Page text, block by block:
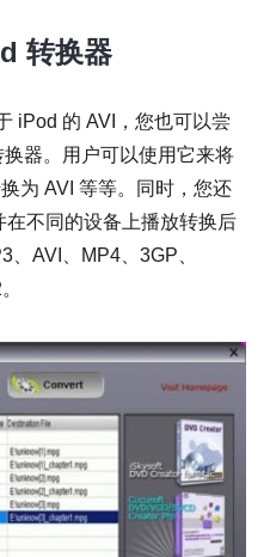
转换器
iPod 的 AVI，您也可以尝
器。用户可以使用它来将
为 AVI 等等。同时，您还
不同的设备上播放转换后
、AVI、MP4、3GP、